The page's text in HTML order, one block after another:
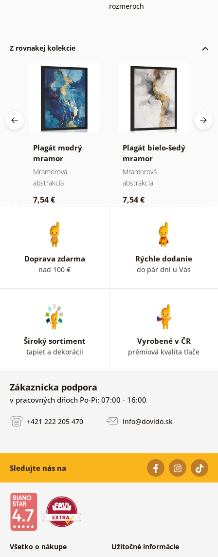
rozmeroch
Z rovnakej kolekcie
Plagát modrý
mramor
Mramorová
abstrakcia
7,54 €
Plagát bielo-šedý
mramor
Mramorová
abstrakcia
7,54 €
Doprava zdarma
nad 100 €
Rýchle dodanie
do pár dní u Vás
Široký sortiment
tapiet a dekorácii
Vyrobené v ČR
prémiová kvalita tlače
Zákaznícka podpora
v pracovných dňoch Po-Pi: 07:00 - 16:00
+421 222 205 470 info@dovido.sk
Sledujte nás na
Všetko o nákupe Užitočné informácie